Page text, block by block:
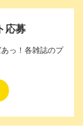
応募
っ！各雑誌のプ